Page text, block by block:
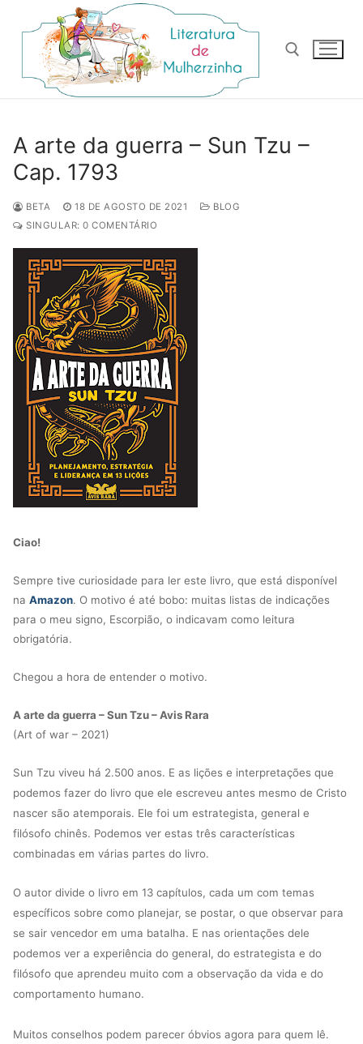
para
conteúdo
A arte da guerra – Sun Tzu –
Cap. 1793
BETA 18 DE AGOSTO DE 2021
BLOG
SINGULAR: 0 COMENTÁRIO
Ciao!
Sempre tive curiosidade para ler este livro, que está disponível
na Amazon. O motivo é até bobo: muitas listas de indicações
para o meu signo, Escorpião, o indicavam como leitura
obrigatória.
Chegou a hora de entender o motivo.
A arte da guerra – Sun Tzu – Avis Rara
(Art of war – 2021)
Sun Tzu viveu há 2.500 anos. E as lições e interpretações que
podemos fazer do livro que ele escreveu antes mesmo de Cristo
nascer são atemporais. Ele foi um estrategista, general e
filósofo chinês. Podemos ver estas três características
combinadas em várias partes do livro.
O autor divide o livro em 13 capítulos, cada um com temas
específicos sobre como planejar, se postar, o que observar para
se sair vencedor em uma batalha. E nas orientações dele
podemos ver a experiência do general, do estrategista e do
filósofo que aprendeu muito com a observação da vida e do
comportamento humano.
Muitos conselhos podem parecer óbvios agora para quem lê.